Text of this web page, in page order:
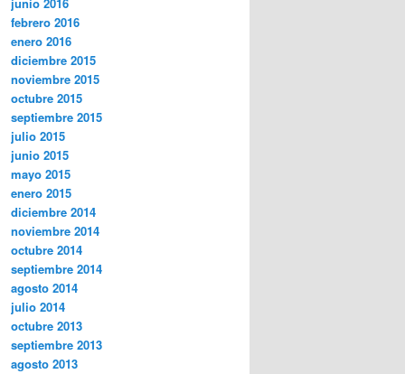
febrero 2016
enero 2016
diciembre 2015
noviembre 2015
octubre 2015
septiembre 2015
julio 2015
junio 2015
mayo 2015
enero 2015
diciembre 2014
noviembre 2014
octubre 2014
septiembre 2014
agosto 2014
julio 2014
octubre 2013
septiembre 2013
agosto 2013